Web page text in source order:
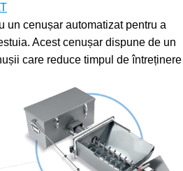
un cenușar automatizat pentru a
Acest cenușar dispune de un
care reduce timpul de întreținere